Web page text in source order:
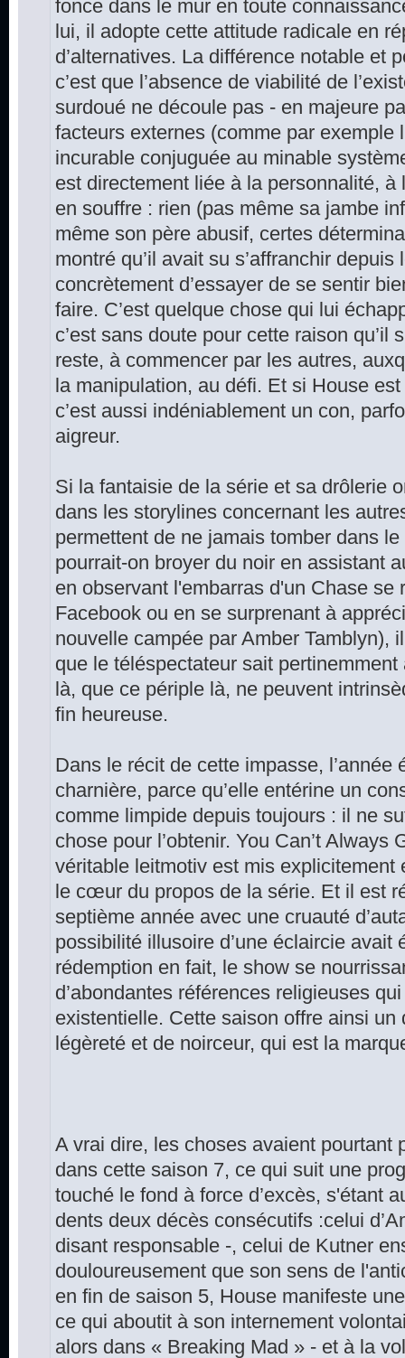
fonce dans le mur en toute
lui, il adopte cette attitude radicale en
d’alternatives. La différence notable et
c’est que l’absence de viabilité de
surdoué ne découle pas - en majeure
facteurs externes (comme par exemple
incurable conjuguée au minable
est directement liée à la personnalité, à
en souffre : rien (pas même sa jambe
même son père abusif, certes
montré qu’il avait su s’affranchir
concrètement d’essayer de se sentir
faire. C’est quelque chose qui lui
c’est sans doute pour cette raison qu’il
reste, à commencer par les autres,
la manipulation, au défi. Et si House
c’est aussi indéniablement un con,
aigreur.
Si la fantaisie de la série et sa drôlerie
dans les storylines concernant les
permettent de ne jamais tomber dans
pourrait-on broyer du noir en assistant
en observant l'embarras d'un Chase se
Facebook ou en se surprenant à
nouvelle campée par Amber Tamblyn),
que le téléspectateur sait
là, que ce périple là, ne peuvent
fin heureuse.
Dans le récit de cette impasse, l’année
charnière, parce qu’elle entérine un
comme limpide depuis toujours : il ne
chose pour l’obtenir. You Can’t Always
véritable leitmotiv est mis explicitement
le cœur du propos de la série. Et il est
septième année avec une cruauté
possibilité illusoire d’une éclaircie avait
rédemption en fait, le show se
d’abondantes références religieuses
existentielle. Cette saison offre ainsi un
légèreté et de noirceur, qui est la
A vrai dire, les choses avaient pourtant
dans cette saison 7, ce qui suit une
touché le fond à force d’excès, s'étant
dents deux décès consécutifs :celui
disant responsable -, celui de Kutner
douloureusement que son sens de
en fin de saison 5, House manifeste
ce qui aboutit à son internement
alors dans « Breaking Mad » - et à la